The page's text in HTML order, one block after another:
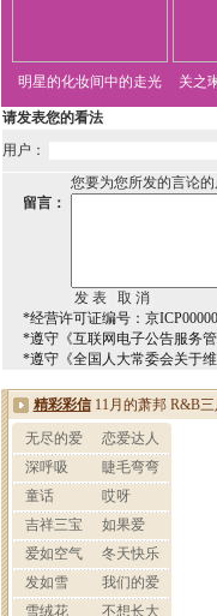
明星的化妆间中的走光 关之
请发表您的看法
用户：
您要为您所发的言论
留言：
*经营许可证编号：京
*遵守《互联网电子公告服务管
*遵守《全国人大常委会关于